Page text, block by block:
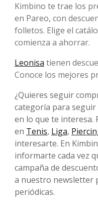
Kimbino te trae los
en Pareo, con
folletos. Elige el
comienza a ahorrar.
Leonisa tienen
Conoce los mejores
¿Quieres seguir
categoría para seguir
en lo que te interesa.
en Tenis, Liga,
interesarte. En
informarte cada vez
campaña de
a nuestro newsletter
periódicas.